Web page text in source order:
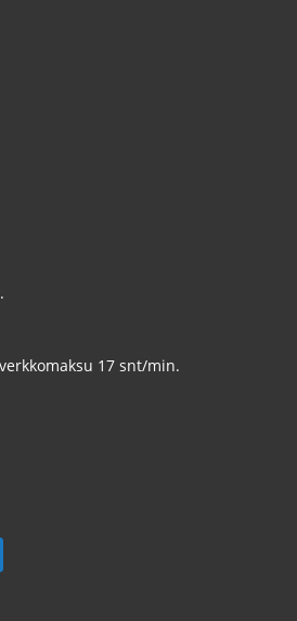
17 snt/min.